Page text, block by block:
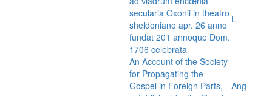
secularia Oxonii in theatro
sheldoniano apr. 26 anno
fundat 201 annoque Dom.
1706 celebrata
L
An Account of the Society
for Propagating the
Gospel in Foreign Parts,
Ang